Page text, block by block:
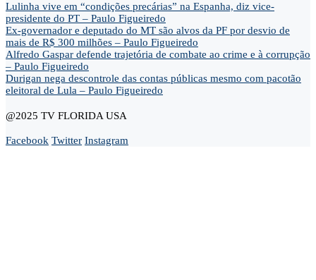
Lulinha vive em “condições precárias” na Espanha, diz vice-
presidente do PT – Paulo Figueiredo
Ex-governador e deputado do MT são alvos da PF por desvio de
mais de R$ 300 milhões – Paulo Figueiredo
Alfredo Gaspar defende trajetória de combate ao crime e à corrupção
– Paulo Figueiredo
Durigan nega descontrole das contas públicas mesmo com pacotão
eleitoral de Lula – Paulo Figueiredo
@2025 TV FLORIDA USA
Facebook Twitter Instagram